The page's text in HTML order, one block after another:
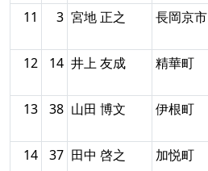
11
3 宮地 正之 長岡京市
12
14 井上 友成 精華町
13
38 山田 博文 伊根町
14
37 田中 啓之 加悦町